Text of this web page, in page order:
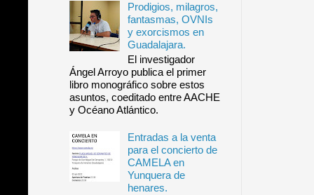
Prodigios, milagros,
fantasmas, OVNIs
y exorcismos en
Guadalajara.
El investigador
Ángel Arroyo publica el primer
libro monográfico sobre estos
asuntos, coeditado entre AACHE
y Océano Atlántico.
Entradas a la venta
para el concierto de
CAMELA en
Yunquera de
henares.